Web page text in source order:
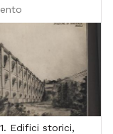
Edifici storici,